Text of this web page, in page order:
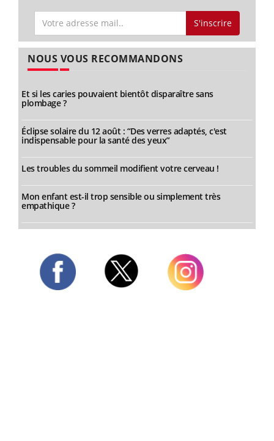
S'inscrire
NOUS VOUS RECOMMANDONS
Et si les caries pouvaient bientôt disparaître sans
plombage ?
Éclipse solaire du 12 août : “Des verres adaptés, c'est
indispensable pour la santé des yeux”
Les troubles du sommeil modifient votre cerveau !
Mon enfant est-il trop sensible ou simplement très
empathique ?